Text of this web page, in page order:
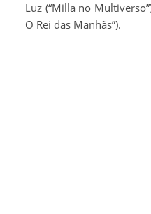
Luz (“Milla no
O Rei das Manhãs”).